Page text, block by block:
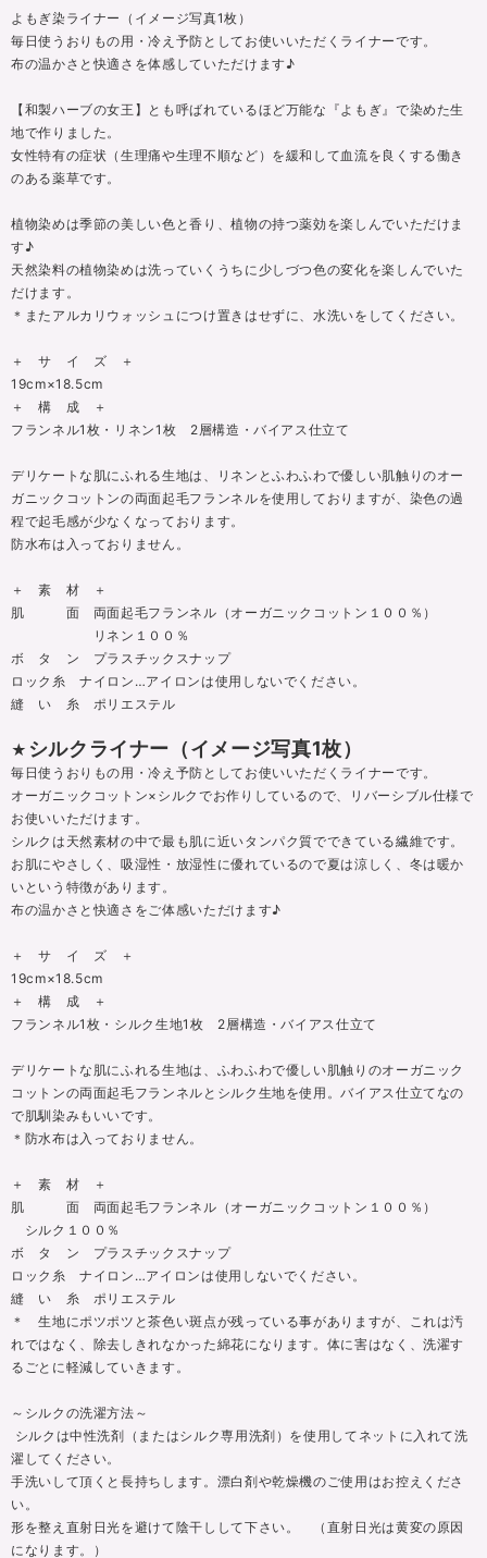
よもぎ染ライナー（イメージ写真1枚）
毎日使うおりもの用・冷え予防としてお使いいただくライナーです。
布の温かさと快適さを体感していただけます♪
【和製ハーブの女王】とも呼ばれているほど万能な『よもぎ』で染めた生
地で作りました。
女性特有の症状（生理痛や生理不順など）を緩和して血流を良くする働き
のある薬草です。
植物染めは季節の美しい色と香り、植物の持つ薬効を楽しんでいただけま
す♪
天然染料の植物染めは洗っていくうちに少しづつ色の変化を楽しんでいた
だけます。
＊またアルカリウォッシュにつけ置きはせずに、水洗いをしてください。
＋ サ イ ズ ＋
19cm×18.5cm
＋ 構 成 ＋
フランネル1枚・リネン1枚 2層構造・バイアス仕立て
デリケートな肌にふれる生地は、リネンとふわふわで優しい肌触りのオー
ガニックコットンの両面起毛フランネルを使用しておりますが、染色の過
程で起毛感が少なくなっております。
防水布は入っておりません。
＋ 素 材 ＋
肌 面 両面起毛フランネル（オーガニックコットン１００％）
リネン１００％
ボ タ ン プラスチックスナップ
ロック糸 ナイロン…アイロンは使用しないでください。
縫 い 糸 ポリエステル
★ シルクライナー（イメージ写真1枚）
毎日使うおりもの用・冷え予防としてお使いいただくライナーです。
オーガニックコットン×シルクでお作りしているので、リバーシブル仕様で
お使いいただけます。
シルクは天然素材の中で最も肌に近いタンパク質でできている繊維です。
お肌にやさしく、吸湿性・放湿性に優れているので夏は涼しく、冬は暖か
いという特徴があります。
布の温かさと快適さをご体感いただけます♪
＋ サ イ ズ ＋
19cm×18.5cm
＋ 構 成 ＋
フランネル1枚・シルク生地1枚 2層構造・バイアス仕立て
デリケートな肌にふれる生地は、ふわふわで優しい肌触りのオーガニック
コットンの両面起毛フランネルとシルク生地を使用。バイアス仕立てなの
で肌馴染みもいいです。
＊防水布は入っておりません。
＋ 素 材 ＋
肌 面 両面起毛フランネル（オーガニックコットン１００％）
シルク１００％
ボ タ ン プラスチックスナップ
ロック糸 ナイロン…アイロンは使用しないでください。
縫 い 糸 ポリエステル
＊ 生地にポツポツと茶色い斑点が残っている事がありますが、これは汚
れではなく、除去しきれなかった綿花になります。体に害はなく、洗濯す
るごとに軽減していきます。
～シルクの洗濯方法～
シルクは中性洗剤（またはシルク専用洗剤）を使用してネットに入れて洗
濯してください。
手洗いして頂くと長持ちします。漂白剤や乾燥機のご使用はお控えくださ
い。
形を整え直射日光を避けて陰干しして下さい。 （直射日光は黄変の原因
になります。）